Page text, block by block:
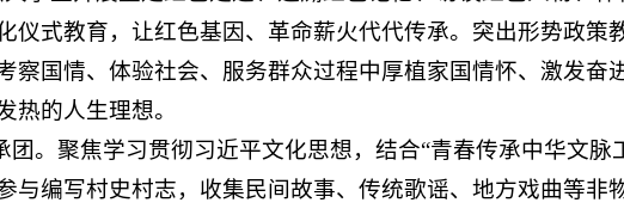
仪式教育，让红色基因、革命薪火代代传承。突出形势政策
察国情、体验社会、服务群众过程中厚植家国情怀、激发奋
热的人生理想。
团。聚焦学习贯彻习近平文化思想，结合“青春传承中华文脉
与编写村史村志，收集民间故事、传统歌谣、地方戏曲等非